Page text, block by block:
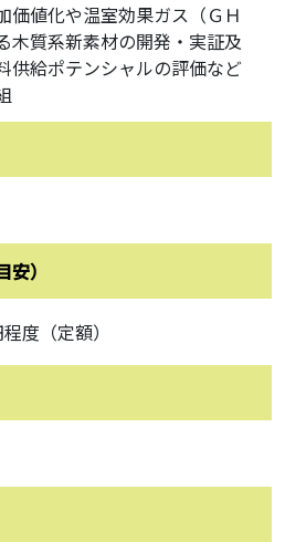
価値化や温室効果ガス（ＧＨ
木質系新素材の開発・実証及
供給ポテンシャルの評価など
）
度（定額）